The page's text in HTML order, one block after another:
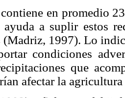
en promedio
ayuda a suplir estos
(Madriz, 1997). Lo
condiciones
que
afectar la agricultura